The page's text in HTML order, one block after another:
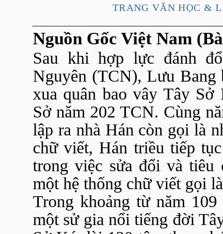
TRANG VĂN HỌC &
Nguồn Gốc Việt Nam
Sau khi hợp lực đánh
Nguyên (TCN), Lưu Bang
xua quân bao vây Tây
Sở năm 202 TCN. Cùng
lập ra nhà Hán còn gọi là
chữ viết, Hán triều tiếp
trong việc sửa đổi và tiêu
một hệ thống chữ viết gọi
Trong khoảng từ năm
một sử gia nổi tiếng đời